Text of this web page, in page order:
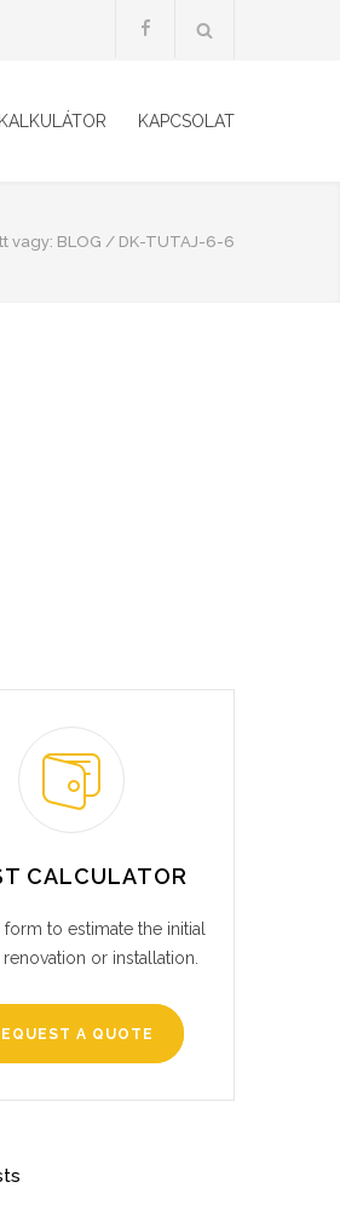
KAPCSOLAT
vagy: BLOG / DK-TUTAJ-6-6
CALCULATOR
form to estimate the initial
or installation.
A QUOTE